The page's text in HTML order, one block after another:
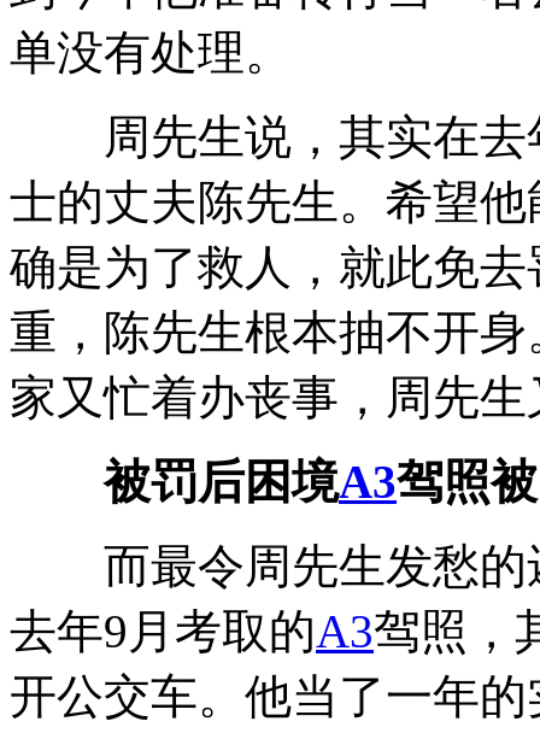
单没有处理。
周先生说，其实在去
士的丈夫陈先生。希望
确是为了救人，就此免
重，陈先生根本抽不开
家又忙着办丧事，周先
被罚后困境A3驾照
而最令周先生发愁的
去年9月考取的A3驾照，
开公交车。他当了一年